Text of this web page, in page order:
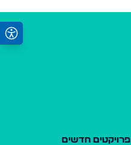
פרויקטים חדשים